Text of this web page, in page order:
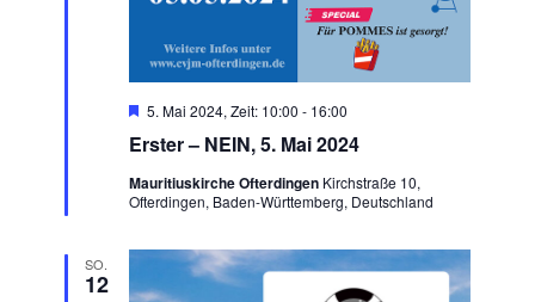
Erster – NEIN, 5. Mai 2024
Hervorgehoben
5. Mai 2024, Zeit: 10:00 - 16:00
Mauritiuskirche Ofterdingen Kirchstraße 10,
Ofterdingen, Baden-Württemberg, Deutschland
SO.
12